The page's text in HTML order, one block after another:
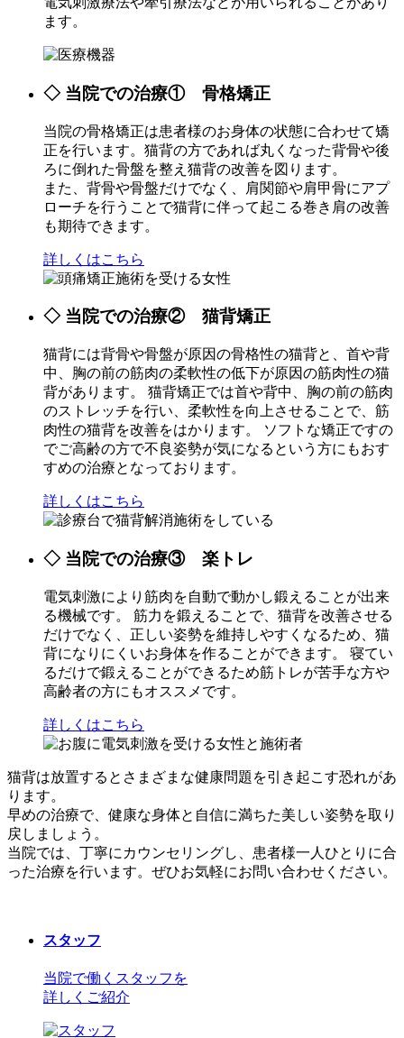
ます。
◇ 当院での治療① 骨格矯正
当院の骨格矯正は患者様のお身体の状態に合わせて矯
正を行います。猫背の方であれば丸くなった背骨や後
ろに倒れた骨盤を整え猫背の改善を図ります。
また、背骨や骨盤だけでなく、肩関節や肩甲骨にアプ
ローチを行うことで猫背に伴って起こる巻き肩の改善
も期待できます。
詳しくはこちら
◇ 当院での治療② 猫背矯正
猫背には背骨や骨盤が原因の骨格性の猫背と、首や背
中、胸の前の筋肉の柔軟性の低下が原因の筋肉性の猫
背があります。 猫背矯正では首や背中、胸の前の筋肉
のストレッチを行い、柔軟性を向上させることで、筋
肉性の猫背を改善をはかります。 ソフトな矯正ですの
でご高齢の方で不良姿勢が気になるという方にもおす
すめの治療となっております。
詳しくはこちら
◇ 当院での治療③ 楽トレ
電気刺激により筋肉を自動で動かし鍛えることが出来
る機械です。 筋力を鍛えることで、猫背を改善させる
だけでなく、正しい姿勢を維持しやすくなるため、猫
背になりにくいお身体を作ることができます。 寝てい
るだけで鍛えることができるため筋トレが苦手な方や
高齢者の方にもオススメです。
詳しくはこちら
猫背は放置するとさまざまな健康問題を引き起こす恐れがあ
ります。
早めの治療で、健康な身体と自信に満ちた美しい姿勢を取り
戻しましょう。
当院では、丁寧にカウンセリングし、患者様一人ひとりに合
った治療を行います。ぜひお気軽にお問い合わせください。
スタッフ
当院で働くスタッフを
詳しくご紹介